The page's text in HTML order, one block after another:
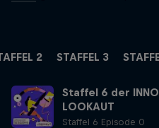
2 STAFFEL 3
Staffel 6 der
LOOKAUT
Staffel 6 Episode 0